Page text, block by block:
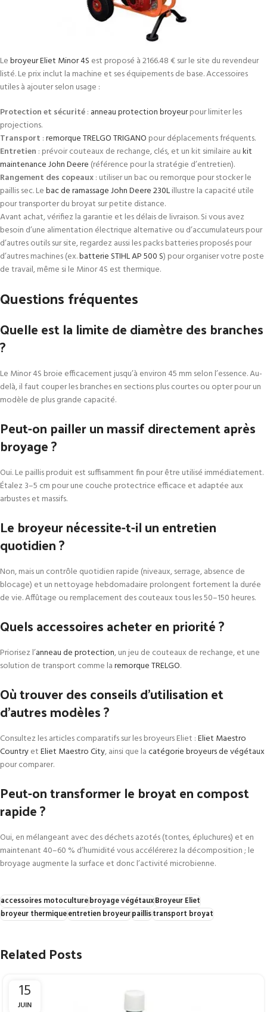
Lebroyeur Eliet Minor 4S est proposé à 2166.48 € sur le site du revendeur
listé. Le prix inclut la machine et ses équipements de base. Accessoires
utiles à ajouter selon usage :
Protection et sécurité: anneau protection broyeurpour limiter les
projections.
Transport :remorque TRELGO TRIGANO pour déplacements fréquents.
Entretien : prévoir couteaux de rechange, clés, et un kit similaire aukit
maintenance John Deere (référence pour la stratégie d’entretien).
Rangement des copeaux: utiliser un bac ou remorque pour stocker le
paillis sec. Lebac de ramassage John Deere 230Lillustre la capacité utile
pour transporter du broyat sur petite distance.
Avant achat, vérifiez la garantie et les délais de livraison. Si vous avez
besoin d’une alimentation électrique alternative ou d’accumulateurs pour
d’autres outils sur site, regardez aussi les packs batteries proposés pour
d’autres machines (ex.batterie STIHL AP 500 S) pour organiser votre poste
de travail, même si le Minor 4S est thermique.
Questions fréquentes
Quelle est la limite de diamètre des branches
?
Le Minor 4S broie efficacement jusqu’à environ 45 mm selon l’essence. Au-
delà, il faut couper les branches en sections plus courtes ou opter pour un
modèle de plus grande capacité.
Peut-on pailler un massif directement après
broyage ?
Oui. Le paillis produit est suffisamment fin pour être utilisé immédiatement.
Étalez 3–5 cm pour une couche protectrice efficace et adaptée aux
arbustes et massifs.
Le broyeur nécessite-t-il un entretien
quotidien ?
Non, mais un contrôle quotidien rapide (niveaux, serrage, absence de
blocage) et un nettoyage hebdomadaire prolongent fortement la durée
de vie. Affûtage ou remplacement des couteaux tous les 50–150 heures.
Quels accessoires acheter en priorité ?
Priorisez l’anneau de protection, un jeu de couteaux de rechange, et une
solution de transport comme laremorque TRELGO.
Où trouver des conseils d’utilisation et
d’autres modèles ?
Consultez les articles comparatifs sur les broyeurs Eliet :Eliet Maestro
CountryetEliet Maestro City, ainsi que lacatégorie broyeurs de végétaux
pour comparer.
Peut-on transformer le broyat en compost
rapide ?
Oui, en mélangeant avec des déchets azotés (tontes, épluchures) et en
maintenant 40–60 % d’humidité vous accélérerez la décomposition ; le
broyage augmente la surface et donc l’activité microbienne.
accessoires motoculturebroyage végétauxBroyeur Eliet
broyeur thermiqueentretien broyeurpaillistransport broyat
Related Posts
15
JUIN